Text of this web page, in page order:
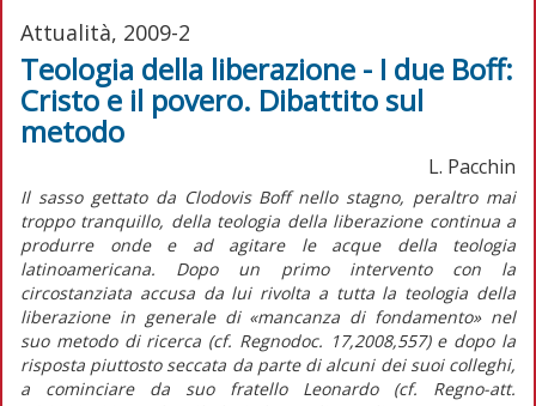
Attualità, 2009-2
Teologia della liberazione - I due Boff:
Cristo e il povero. Dibattito sul
metodo
L. Pacchin
Il sasso gettato da Clodovis Boff nello stagno, peraltro mai
troppo tranquillo, della teologia della liberazione continua a
produrre onde e ad agitare le acque della teologia
latinoamericana. Dopo un primo intervento con la
circostanziata accusa da lui rivolta a tutta la teologia della
liberazione in generale di «mancanza di fondamento» nel
suo metodo di ricerca (cf. Regnodoc. 17,2008,557) e dopo la
risposta piuttosto seccata da parte di alcuni dei suoi colleghi,
a cominciare da suo fratello Leonardo (cf. Regno-att.